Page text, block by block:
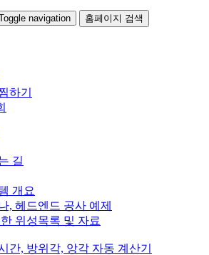
navigation 홈페이지 검색
길
개요
, 헤드엔드 공사 예제
위성목록 및 자료
간, 방위각, 앙각 자동 계산기